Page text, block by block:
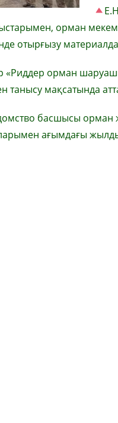
орман
отырғызу
«Риддер орман
танысу мақсатында
басшысы орман
ағымдағы